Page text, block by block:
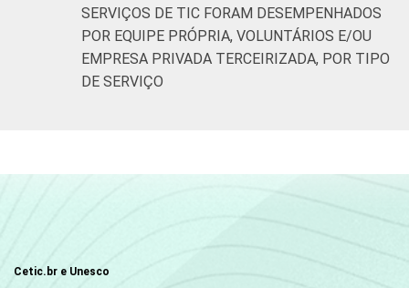
SERVIÇOS DE TIC FORAM DESEMPENHADOS
POR EQUIPE PRÓPRIA, VOLUNTÁRIOS E/OU
EMPRESA PRIVADA TERCEIRIZADA, POR TIPO
DE SERVIÇO
Cetic.br e Unesco